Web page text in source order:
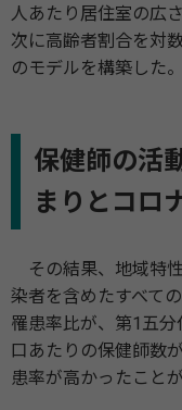
人あたり居住室の広
次に高齢者割合を対
のモデルを構築した。
保健師の活
まりとコロ
その結果、地域特
染者を含めたすべて
罹患率比が、第1五
口あたりの保健師数
患率が高かったこと